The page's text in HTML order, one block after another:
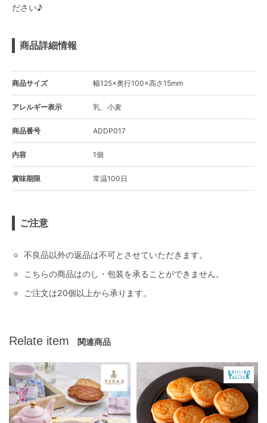
ださい♪
商品詳細情報
商品サイズ 幅125×奥行100×高さ15mm
アレルギー表示 乳、小麦
商品番号 ADDP017
内容 1個
賞味期限 常温100日
ご注意
不良品以外の返品は不可とさせていただきます。
こちらの商品はのし・包装を承ることができません。
ご注文は20個以上から承ります。
Relate item 関連商品